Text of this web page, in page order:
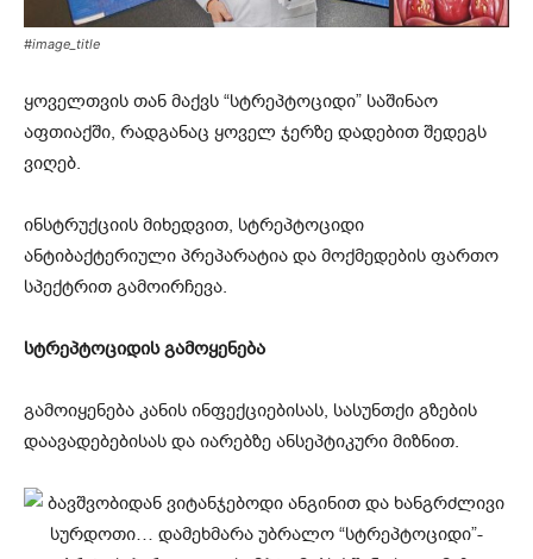
#image_title
ყოველთვის თან მაქვს “სტრეპტოციდი” საშინაო
აფთიაქში, რადგანაც ყოველ ჯერზე დადებით შედეგს
ვიღებ.
ინსტრუქციის მიხედვით, სტრეპტოციდი
ანტიბაქტერიული პრეპარატია და მოქმედების ფართო
სპექტრით გამოირჩევა.
სტრეპტოციდის გამოყენება
გამოიყენება კანის ინფექციებისას, სასუნთქი გზების
დაავადებებისას და იარებზე ანსეპტიკური მიზნით.